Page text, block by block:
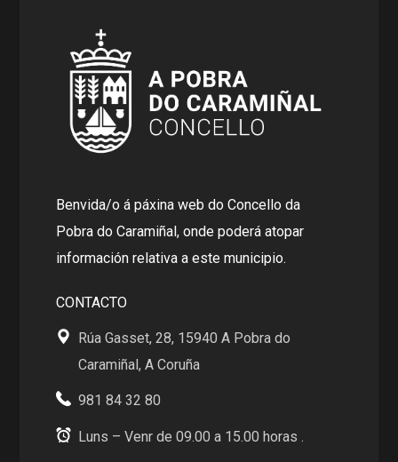
Benvida/o á páxina web do Concello da
Pobra do Caramiñal, onde poderá atopar
información relativa a este municipio.
CONTACTO
Rúa Gasset, 28, 15940 A Pobra do
Caramiñal, A Coruña
981 84 32 80
Luns – Venr de 09.00 a 15.00 horas .